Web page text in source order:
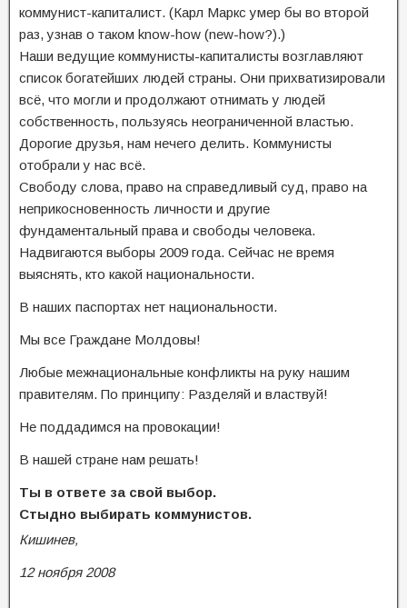
коммунист-капиталист. (Карл Маркс умер бы во второй
раз, узнав о таком know-how (new-how?).)
Наши ведущие коммунисты-капиталисты возглавляют
список богатейших людей страны. Они прихватизировали
всё, что могли и продолжают отнимать у людей
собственность, пользуясь неограниченной властью.
Дорогие друзья, нам нечего делить. Коммунисты
отобрали у нас всё.
Свободу слова, право на справедливый суд, право на
неприкосновенность личности и другие
фундаментальный права и свободы человека.
Надвигаются выборы 2009 года. Сейчас не время
выяснять, кто какой национальности.
В наших паспортах нет национальности.
Мы все Граждане Молдовы!
Любые межнациональные конфликты на руку нашим
правителям. По принципу: Разделяй и властвуй!
Не поддадимся на провокации!
В нашей стране нам решать!
Ты в ответе за свой выбор.
Стыдно выбирать коммунистов.
Кишинев,
12 ноября 2008